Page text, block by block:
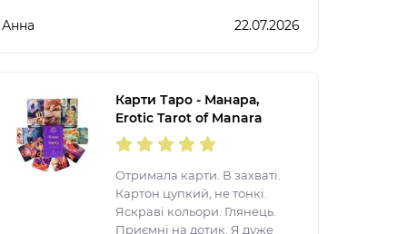
Анна 22.07.2026
Карти Таро - Манара,
Erotic Tarot of Manara
(Українська версія)
Отримала карти. В захваті.
Картон цупкий, не тонкі.
Яскраві кольори. Глянець.
Приємні на дотик. Я дуже